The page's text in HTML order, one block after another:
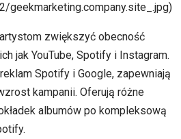
zwiększyć obecność
jak YouTube, Spotify i Instagram.
Spotify i Google, zapewniają
kampanii. Oferują różne
albumów po kompleksową